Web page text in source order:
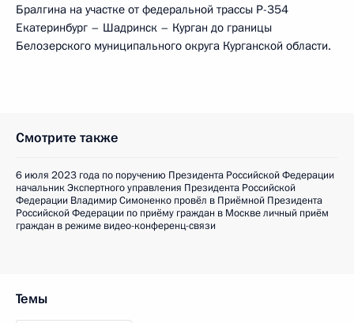
Бралгина на участке от федеральной трассы Р-354
Екатеринбург – Шадринск – Курган до границы
Белозерского муниципального округа Курганской области.
Смотрите также
6 июля 2023 года по поручению Президента Российской Федерации
начальник Экспертного управления Президента Российской
Федерации Владимир Симоненко провёл в Приёмной Президента
Российской Федерации по приёму граждан в Москве личный приём
граждан в режиме видео-конференц-связи
Темы